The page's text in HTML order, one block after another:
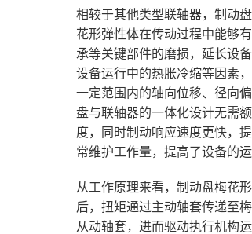
相较于其他类型联轴器，制动
花形弹性体在传动过程中能够
承等关键部件的磨损，延长设
设备运行中的热胀冷缩等因素
一定范围内的轴向位移、径向
盘与联轴器的一体化设计无需
度，同时制动响应速度更快，
常维护工作量，提高了设备的运
从工作原理来看，制动盘梅花
后，扭矩通过主动轴套传递至
从动轴套，进而驱动执行机构